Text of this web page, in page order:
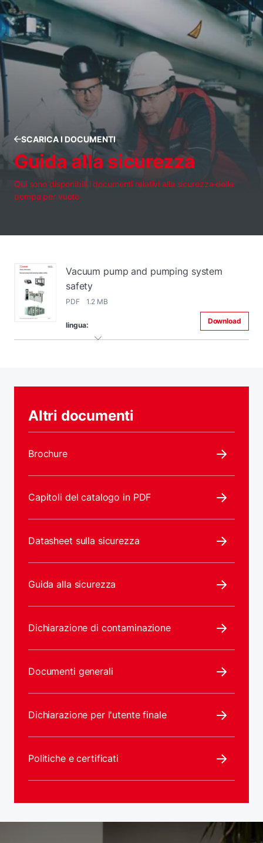
SCARICA I DOCUMENTI
Guida alla sicurezza
Qui sono disponibili i documenti relativi alla sicurezza della
pompa per vuoto
Vacuum pump and pumping system
safety
PDF 1.2 MB
lingua: Download
Altri documenti
Brochure
Capitoli del catalogo in PDF
Datasheet sulla sicurezza
Guida alla sicurezza
Dichiarazione di contaminazione
Documenti generali
Dichiarazione per l'utente finale
Politiche e certificati